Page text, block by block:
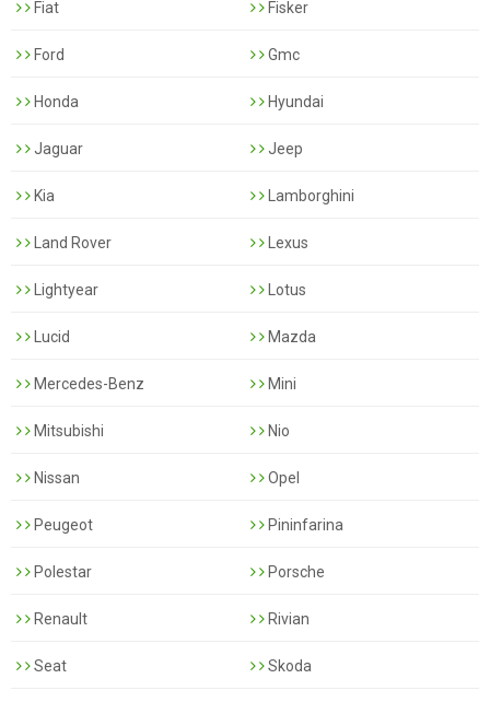
Fiat Fisker
Ford Gmc
Honda Hyundai
Jaguar Jeep
Kia Lamborghini
Land Rover Lexus
Lightyear Lotus
Lucid Mazda
Mercedes-Benz Mini
Mitsubishi Nio
Nissan Opel
Peugeot Pininfarina
Polestar Porsche
Renault Rivian
Seat Skoda